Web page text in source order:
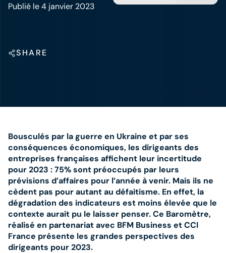
Publié le 4 janvier 2023
SHARE
Bousculés par la guerre en Ukraine et par ses
conséquences économiques, les dirigeants des
entreprises françaises affichent leur incertitude
pour 2023 : 75% sont préoccupés par leurs
prévisions d’affaires pour l’année à venir. Mais ils ne
cèdent pas pour autant au défaitisme. En effet, la
dégradation des indicateurs est moins élevée que le
contexte aurait pu le laisser penser. Ce Baromètre,
réalisé en partenariat avec BFM Business et CCI
France présente les grandes perspectives des
dirigeants pour 2023.